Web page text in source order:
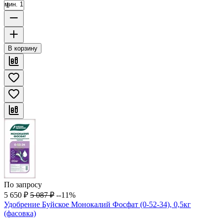
мин. 1
В корзину
По запросу
5 650 ₽ 5 087 ₽ --11%
Удобрение Буйское Монокалий Фосфат (0-52-34), 0,5кг
(фасовка)